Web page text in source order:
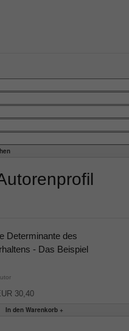
Determinante des
- Das Beispiel
30,40